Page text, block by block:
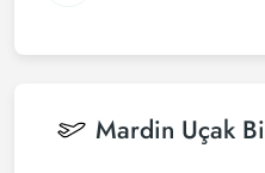
Mardin Uçak